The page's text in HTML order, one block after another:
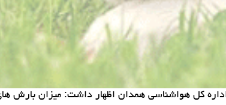
همدان اظهار داشت: میزان بارش های این استان